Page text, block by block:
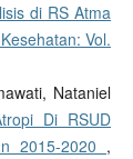
di RS Atma
Vol.
Nataniel
Di RSUD
2015-2020 ,